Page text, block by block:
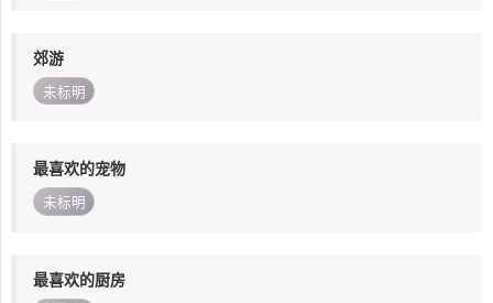
郊游
未标明
最喜欢的宠物
未标明
最喜欢的厨房